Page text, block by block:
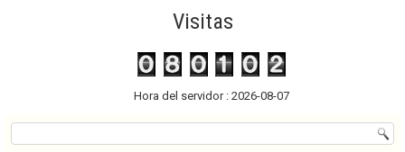
Visitas
Hora del servidor : 2026-08-07